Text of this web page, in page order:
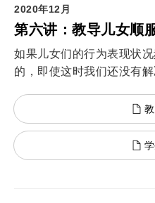
2020年12月
第六讲：教导儿女顺
如果儿女们的行为表现状
的，即使这时我们还没有解